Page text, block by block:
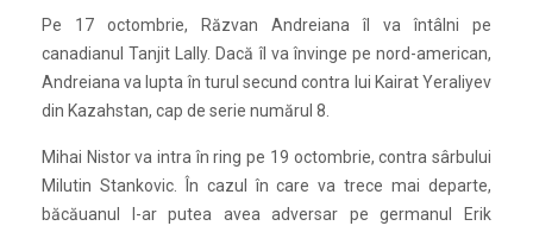
Pe 17 octombrie, Răzvan Andreiana îl va întâlni pe
canadianul Tanjit Lally. Dacă îl va învinge pe nord-american,
Andreiana va lupta în turul secund contra lui Kairat Yeraliyev
din Kazahstan, cap de serie numărul 8.
Mihai Nistor va intra în ring pe 19 octombrie, contra sârbului
Milutin Stankovic. În cazul în care va trece mai departe,
băcăuanul l-ar putea avea adversar pe germanul Erik